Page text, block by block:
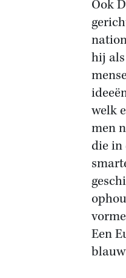
Ook
hij
welk
men
die in
Een